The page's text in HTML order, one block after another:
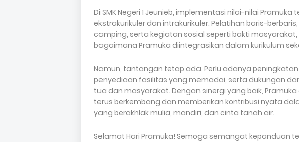
Di SMK Negeri 1 Jeunieb, implementasi nilai-nilai
ekstrakurikuler dan intrakurikuler. Pelatihan baris-
camping, serta kegiatan sosial seperti bakti
bagaimana Pramuka diintegrasikan dalam kurikulum
Namun, tantangan tetap ada. Perlu adanya
penyediaan fasilitas yang memadai, serta dukungan
tua dan masyarakat. Dengan sinergi yang baik, Pramuka
terus berkembang dan memberikan kontribusi nyata
yang berakhlak mulia, mandiri, dan cinta tanah air.
Selamat Hari Pramuka! Semoga semangat kepanduan